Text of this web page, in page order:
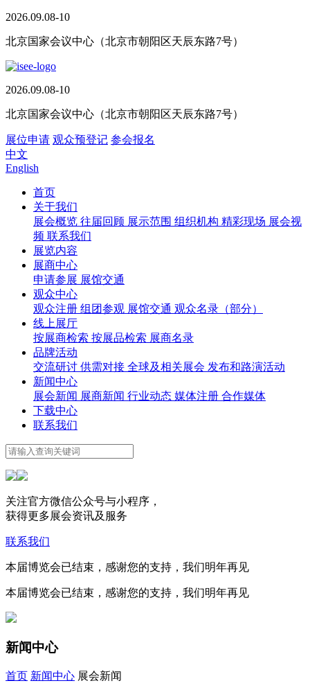
2026.09.08-10
北京国家会议中心（北京市朝阳区天辰东路7号）
2026.09.08-10
北京国家会议中心（北京市朝阳区天辰东路7号）
展位申请 观众预登记 参会报名
中文
English
首页
关于我们
展会概览 往届回顾 展示范围 组织机构 精彩现场 展会视
频 联系我们
展览内容
展商中心
申请参展 展馆交通
观众中心
观众注册 组团参观 展馆交通 观众名录（部分）
线上展厅
按展商检索 按展品检索 展商名录
品牌活动
交流研讨 供需对接 全球及相关展会 发布和路演活动
新闻中心
展会新闻 展商新闻 行业动态 媒体注册 合作媒体
下载中心
联系我们
关注官方微信公众号与小程序，
获得更多展会资讯及服务
联系我们
本届博览会已结束，感谢您的支持，我们明年再见
本届博览会已结束，感谢您的支持，我们明年再见
新闻中心
首页 新闻中心 展会新闻